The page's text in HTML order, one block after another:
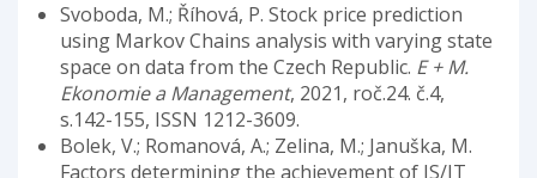
Svoboda, M.; Říhová, P. Stock price prediction
using Markov Chains analysis with varying state
space on data from the Czech Republic. E + M.
Ekonomie a Management, 2021, roč.24. č.4,
s.142-155, ISSN 1212-3609.
Bolek, V.; Romanová, A.; Zelina, M.; Januška, M.
Factors determining the achievement of IS/IT